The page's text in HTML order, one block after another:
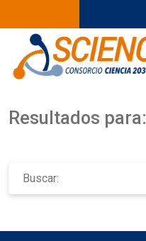
Resultados para:
Buscar